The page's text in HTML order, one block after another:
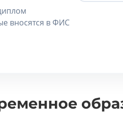
вносятся в ФИС